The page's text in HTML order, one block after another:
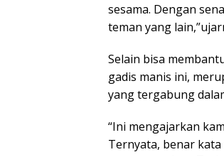
sesama. Dengan
teman yang
Selain bisa
gadis manis ini,
yang tergabung
“Ini mengajarkan
Ternyata, benar